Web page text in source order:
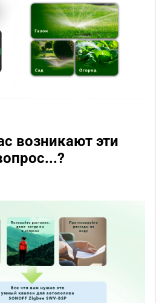
возникают эти